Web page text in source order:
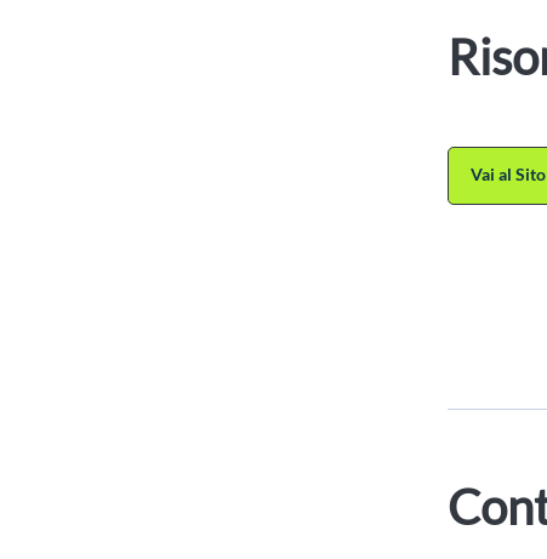
Vai al